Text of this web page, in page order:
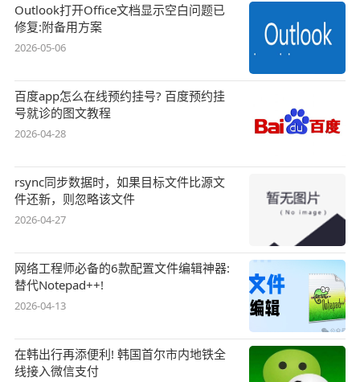
Outlook打开Office文档显示空白问题已
修复:附备用方案
2026-05-06
百度app怎么在线预约挂号? 百度预约挂
号就诊的图文教程
2026-04-28
rsync同步数据时，如果目标文件比源文
件还新，则忽略该文件
2026-04-27
网络工程师必备的6款配置文件编辑神器:
替代Notepad++!
2026-04-13
在韩出行再添便利! 韩国首尔市内地铁全
线接入微信支付